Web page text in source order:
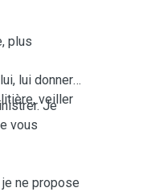
plus
lui donner
veiller
Je
vous
ne propose